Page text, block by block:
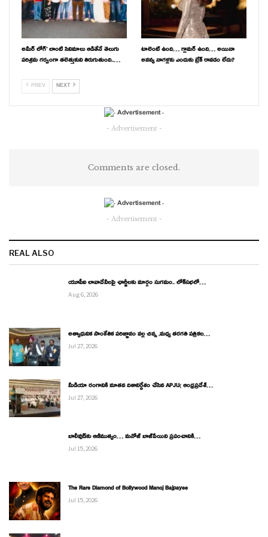
అమీర్ లోగ్’ లాంటి సినిమాలు ఆడితేనే తెలుగు
పరిశ్రమ గర్వంగా తలెత్తుకుని తిరుగుతుంది..…
టాలెంట్ ఉంది… గ్లామర్ ఉంది… అయినా
అనన్య నాగళ్లకు ఎందుకు బ్రేక్ రావడం లేదు?
PREV NEXT
- Advertisement -
Comments are closed.
- Advertisement -
REAL ALSO
యూపీఐ లావాదేవీలపై ఛార్జీలకు మార్గం సుగమం.. లోక్‌సభలో…
Aug 6, 2026
అత్యాధునిక సాంకేతిక పరిజ్ఞానం వల్ల చిన్న ,మధ్య తరగతి పత్రికల…
Jul 27, 2026
మీడియా రంగానికి నూతన దిశానిర్దేశం చేసిన APJU( ఆంధ్రప్రదేశ్…
Jul 27, 2026
బాలీవుడ్‌కు ఆణిముత్యం… మనోజ్ బాజ్‌పేయిని ప్రపంచానికి…
Jul 15, 2026
The Rare Diamond of Bollywood Manoj Bajpayee
Jul 15, 2026